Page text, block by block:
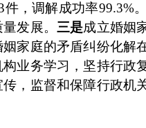
件，调解成功率99.3%
发展。 三是成立婚姻
家庭的矛盾纠纷化解
业务学习， 坚持行政
，监督和保障行政机